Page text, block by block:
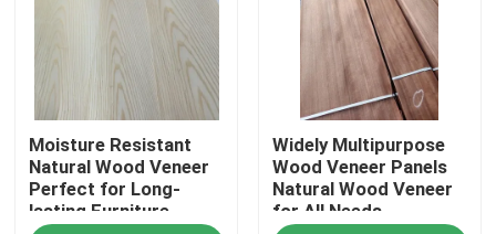
Moisture Resistant
Natural Wood Veneer
Perfect for Long-
lasting Furniture
Widely Multipurpose
Wood Veneer Panels
Natural Wood Veneer
for All Needs